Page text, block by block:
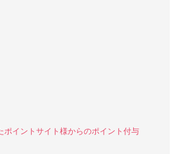
ポイントサイト様からのポイント付与